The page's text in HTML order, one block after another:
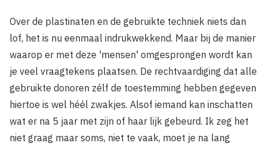
Over de plastinaten en de gebruikte techniek niets dan
lof, het is nu eenmaal indrukwekkend. Maar bij de manier
waarop er met deze 'mensen' omgesprongen wordt kan
je veel vraagtekens plaatsen. De rechtvaardiging dat alle
gebruikte donoren zélf de toestemming hebben gegeven
hiertoe is wel héél zwakjes. Alsof iemand kan inschatten
wat er na 5 jaar met zijn of haar lijk gebeurd. Ik zeg het
niet graag maar soms, niet te vaak, moet je na lang